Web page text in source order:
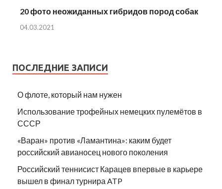
20 фото неожиданных гибридов пород собак
04.03.2021
ПОСЛЕДНИЕ ЗАПИСИ
О флоте, который нам нужен
Использование трофейных немецких пулемётов в
СССР
«Варан» против «Ламантина»: каким будет
российский авианосец нового поколения
Российский теннисист Карацев впервые в карьере
вышел в финал турнира ATP